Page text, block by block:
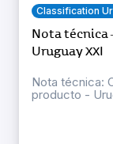
Classification
Nota técnica
Uruguay XXI
Nota técnica:
producto -